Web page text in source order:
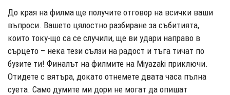
До края на филма ще получите отговор на всички ваши
въпроси. Вашето цялостно разбиране за събитията,
които току-що са се случили, ще ви удари направо в
сърцето – нека тези сълзи на радост и тъга тичат по
бузите ти! Финалът на филмите на Miyazaki приключи.
Отидете с вятъра, докато отнемете двата часа пълна
суета. Само думите ми дори не могат да опишат